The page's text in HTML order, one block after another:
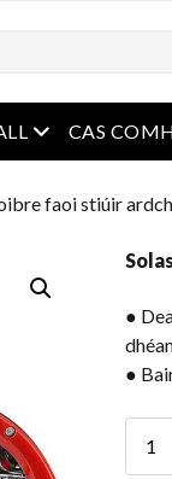
roghchlár
CAS
faoi stiúir
●
●
oibre